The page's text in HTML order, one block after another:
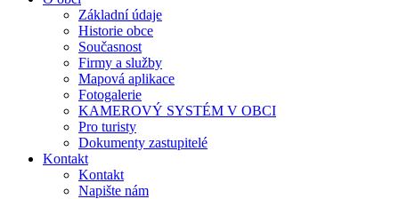
Základní údaje
Historie obce
Současnost
Firmy a služby
Mapová aplikace
Fotogalerie
KAMEROVÝ SYSTÉM V OBCI
Pro turisty
Dokumenty zastupitelé
Kontakt
Kontakt
Napište nám